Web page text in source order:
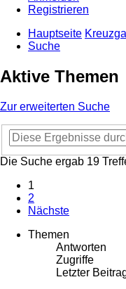
Registrieren
Hauptseite
Suche
Aktive Themen
Zur erweiterten Suche
Die Suche ergab 19
1
2
Nächste
Themen
Antworten
Zugriffe
Letzter